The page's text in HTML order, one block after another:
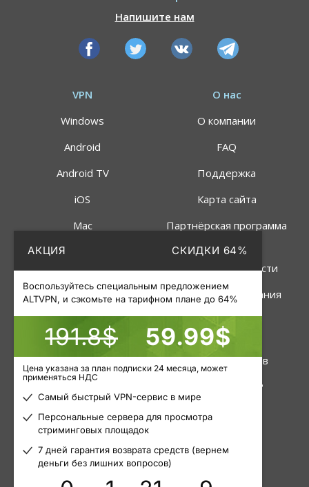
АКЦИЯ СКИДКИ 64%
Воспользуйтесь специальным предложением
ALTVPN, и сэкомьте на тарифном плане до 64%
191.8$ 59.99$
Цена указана за план подписки 24 месяца, может
применяться НДС
Самый быстрый VPN-сервис в мире
Персональные сервера для просмотра
стриминговых площадок
7 дней гарантия возврата средств (вернем
деньги без лишних вопросов)
Напишите нам
VPN
Windows
Android
Android TV
iOS
Mac
О нас
О компании
FAQ
Поддержка
Карта сайта
Партнёрская программа
Политика
конфиденциальности
Правила пользования
Услуги
VPN
Пакетные прокси
Мобильные прокси
Инструменты
Статус серверов
Узнать свой IP